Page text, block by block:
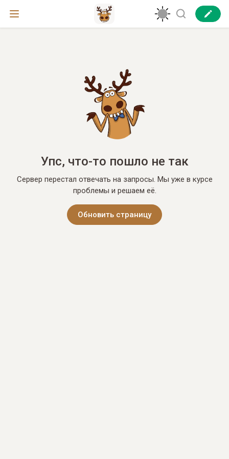
Упс, что-то пошло не так
Сервер перестал отвечать на запросы. Мы уже в курсе
проблемы и решаем её.
Обновить страницу